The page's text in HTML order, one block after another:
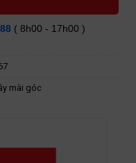
( 8h00 - 17h00 )
mài góc